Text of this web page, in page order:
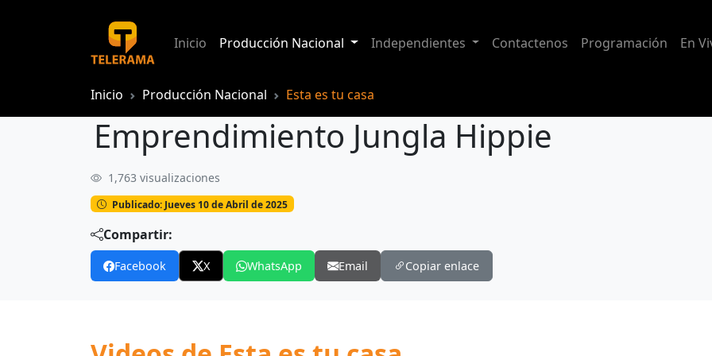
Inicio Producción Nacional Independientes Contactenos Programación En
Inicio Producción Nacional Esta es tu casa
Emprendimiento Jungla Hippie
Emprendimiento Jungla Hippie
1,763 visualizaciones
Publicado: Jueves 10 de Abril de 2025
Compartir:
Facebook X WhatsApp Email Copiar enlace